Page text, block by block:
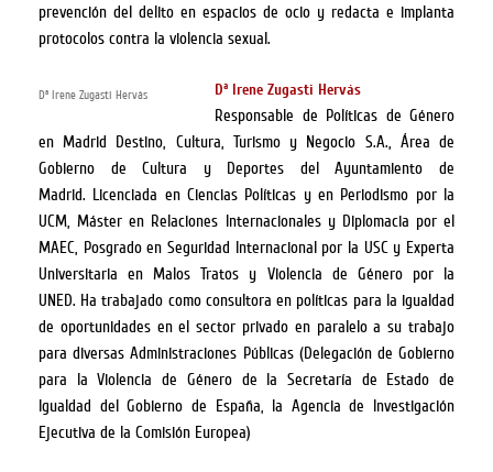
prevención del delito en espacios de ocio y redacta e implanta
protocolos contra la violencia sexual.
Dª Irene Zugasti Hervás Dª Irene Zugasti Hervás
Responsable de Políticas de Género
enMadrid Destino, Cultura, Turismo y Negocio S.A., Área de
Gobierno de Cultura y Deportes del Ayuntamiento de
Madrid. Licenciada en Ciencias Políticas y en Periodismo por la
UCM, Máster en Relaciones Internacionales y Diplomacia por el
MAEC, Posgrado en Seguridad Internacional por la USC y Experta
Universitaria en Malos Tratos y Violencia de Género por la
UNED. Ha trabajado como consultora en políticas para la igualdad
de oportunidades en el sector privado en paralelo a su trabajo
para diversas Administraciones Públicas (Delegación de Gobierno
para la Violencia de Género de la Secretaría de Estado de
Igualdad del Gobierno de España, la Agencia de Investigación
Ejecutiva de la Comisión Europea)